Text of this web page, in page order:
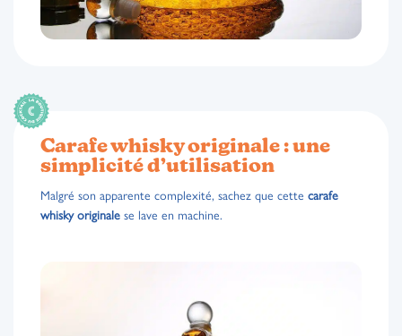
Carafe whisky originale : une
simplicité d’utilisation
Malgré son apparente complexité, sachez que cette carafe
whisky originale se lave en machine.